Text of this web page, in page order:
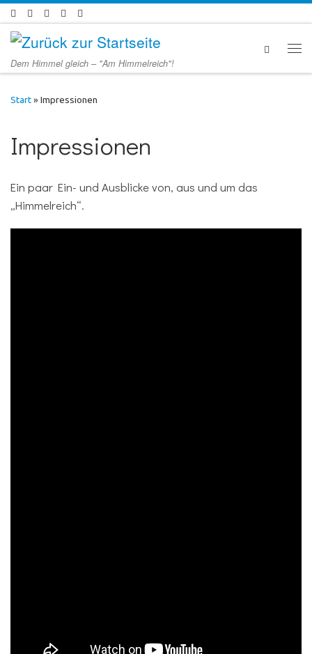
Zum Inhalt springen
Dem Himmel gleich – "Am Himmelreich"!
Start » Impressionen
Impressionen
Ein paar Ein- und Ausblicke von, aus und um das
„Himmelreich“.